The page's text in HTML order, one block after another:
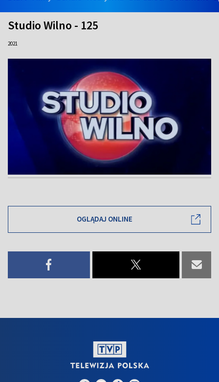
Studio Wilno - 125
2021
OGLĄDAJ ONLINE